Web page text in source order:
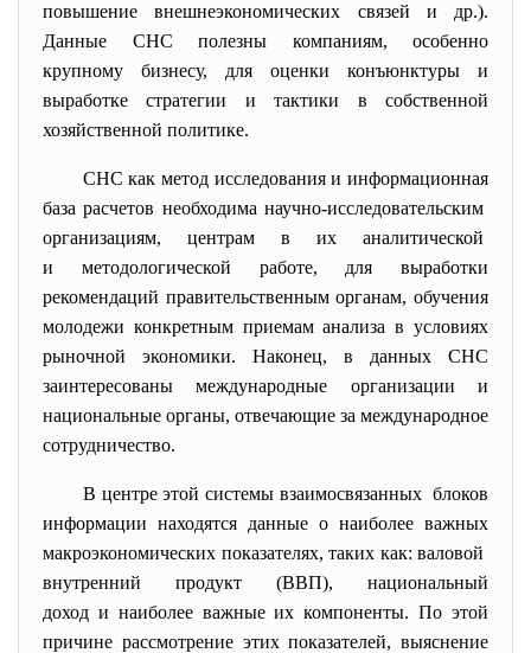
повышение внешнеэкономических связей и др.).
Данные СНС полезны компаниям, особенно
крупному бизнесу, для оценки конъюнктуры и
выработке стратегии и тактики в собственной
хозяйственной политике.
СНС как метод исследования и информационная
база расчетов необходима научно-исследовательским
организациям, центрам в их аналитической
и методологической работе, для выработки
рекомендаций правительственным органам, обучения
молодежи конкретным приемам анализа в условиях
рыночной экономики. Наконец, в данных СНС
заинтересованы международные организации и
национальные органы, отвечающие за международное
сотрудничество.
В центре этой системы взаимосвязанных блоков
информации находятся данные о наиболее важных
макроэкономических показателях, таких как: валовой
внутренний продукт (ВВП), национальный
доход и наиболее важные их компоненты. По этой
причине рассмотрение этих показателей, выяснение